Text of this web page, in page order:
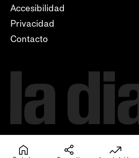
Accesibilidad
Privacidad
Contacto